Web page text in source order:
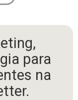
para
na